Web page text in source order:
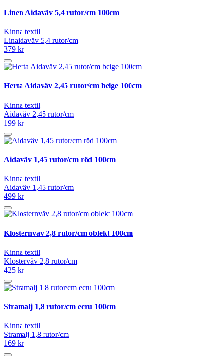
Linen Aidaväv 5,4 rutor/cm 100cm
Kinna textil
Linaidaväv 5,4 rutor/cm
379 kr
Herta Aidaväv 2,45 rutor/cm beige 100cm
Kinna textil
Aidaväv 2,45 rutor/cm
199 kr
Aidaväv 1,45 rutor/cm röd 100cm
Kinna textil
Aidaväv 1,45 rutor/cm
499 kr
Klosternväv 2,8 rutor/cm oblekt 100cm
Kinna textil
Klosterväv 2,8 rutor/cm
425 kr
Stramalj 1,8 rutor/cm ecru 100cm
Kinna textil
Stramalj 1,8 rutor/cm
169 kr